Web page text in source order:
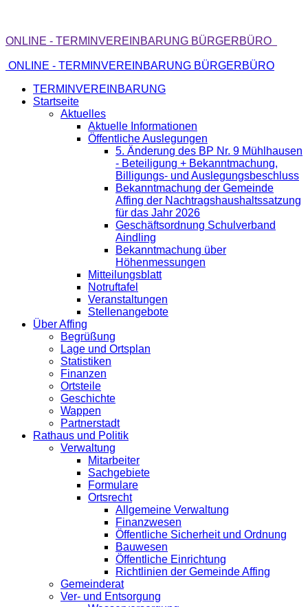
ONLINE - TERMINVEREINBARUNG BÜRGERBÜRO
ONLINE - TERMINVEREINBARUNG BÜRGERBÜRO
TERMINVEREINBARUNG
Startseite
Aktuelles
Aktuelle Informationen
Öffentliche Auslegungen
5. Änderung des BP Nr. 9 Mühlhausen
- Beteiligung + Bekanntmachung,
Billigungs- und Auslegungsbeschluss
Bekanntmachung der Gemeinde
Affing der Nachtragshaushaltssatzung
für das Jahr 2026
Geschäftsordnung Schulverband
Aindling
Bekanntmachung über
Höhenmessungen
Mitteilungsblatt
Notruftafel
Veranstaltungen
Stellenangebote
Über Affing
Begrüßung
Lage und Ortsplan
Statistiken
Finanzen
Ortsteile
Geschichte
Wappen
Partnerstadt
Rathaus und Politik
Verwaltung
Mitarbeiter
Sachgebiete
Formulare
Ortsrecht
Allgemeine Verwaltung
Finanzwesen
Öffentliche Sicherheit und Ordnung
Bauwesen
Öffentliche Einrichtung
Richtlinien der Gemeinde Affing
Gemeinderat
Ver- und Entsorgung